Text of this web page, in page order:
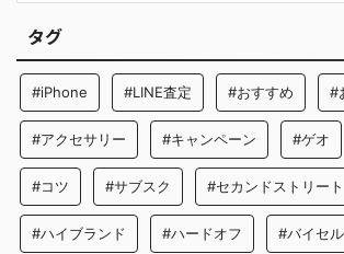
タグ
#iPhone #LINE査定 #おすすめ #
#アクセサリー #キャンペーン #ゲオ
#コツ #サブスク #セカンドストリート
#ハイブランド #ハードオフ #バイセル